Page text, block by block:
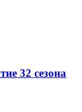
32 сезона